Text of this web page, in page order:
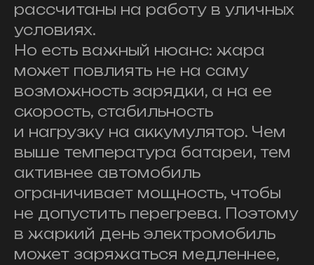
рассчитаны на работу в уличных
условиях.
Но есть важный нюанс: жара
может повлиять не на саму
возможность зарядки, а на ее
скорость, стабильность
и нагрузку на аккумулятор. Чем
выше температура батареи, тем
активнее автомобиль
ограничивает мощность, чтобы
не допустить перегрева. Поэтому
в жаркий день электромобиль
может заряжаться медленнее,